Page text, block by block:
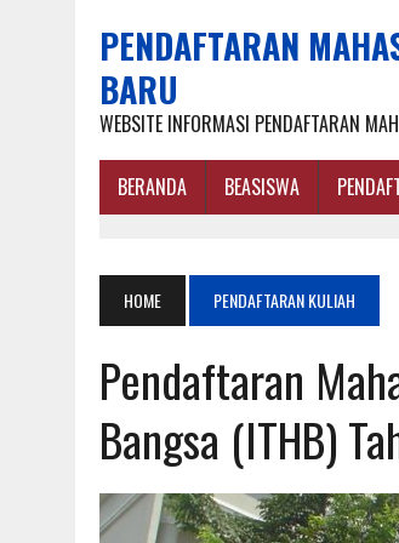
PENDAFTARAN
BARU
WEBSITE INFORMASI PENDAFTARAN
BERANDA BEASISWA
HOME PENDAFTARAN KULIAH
Pendaftaran
Bangsa (ITHB)